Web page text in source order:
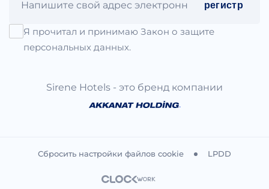
регистр
Я прочитал и принимаю Закон о защите
персональных данных.
Sirene Hotels - это бренд компании
.
Сбросить настройки файлов cookie LPDD